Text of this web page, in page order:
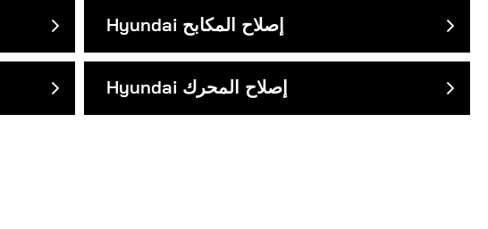
Hyundai إصلاح المكابح
Hyundai إصلاح المحرك